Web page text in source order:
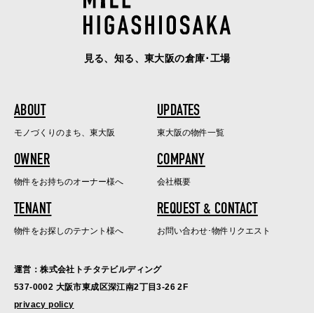
見る、知る、東大阪の倉庫･工場
ABOUT
モノづくりのまち、東大阪
UPDATES
東大阪の物件一覧
OWNER
物件をお持ちのオーナー様へ
COMPANY
会社概要
TENANT
物件をお探しのテナント様へ
REQUEST & CONTACT
お問い合わせ･物件リクエスト
運営：株式会社トチタテビルディング
537-0002 大阪市東成区深江南2丁目3-26 2F
privacy policy